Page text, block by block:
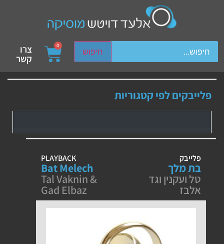
חיפוש
device users, explore by touch or with swipe gestures.
0 צרו
קשר
פלייבקים לפי קטגוריות
פלייבק
בת מלך
טל ועקנין וגד
אלבז
PLAYBACK
Bat Melech
Tal Vaknin &
Gad Elbaz